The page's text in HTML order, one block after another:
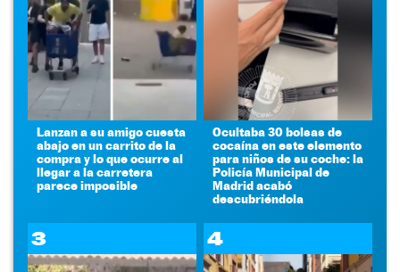
Lanzan a su amigo cuesta
abajo en un carrito de la
compra y lo que ocurre al
llegar a la carretera
parece imposible
Ocultaba 30 bolsas de
cocaína en este elemento
para niños de su coche: la
Policía Municipal de
Madrid acabó
descubriéndola
3 4